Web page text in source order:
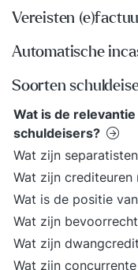
Vereisten
Automatische
Soorten
Wat is de
schuldeisers?
Wat zijn
Wat zijn
Wat is de positie
Wat zijn
Wat zijn
Wat zijn